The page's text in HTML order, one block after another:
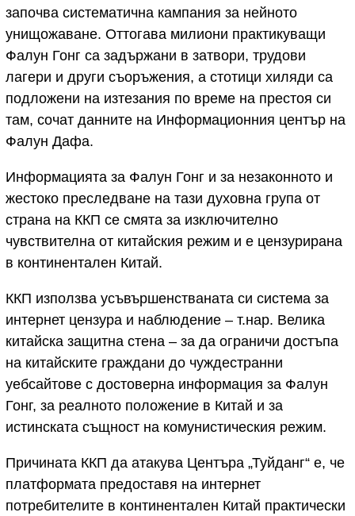
започва систематична кампания за нейното
унищожаване. Оттогава милиони практикуващи
Фалун Гонг са задържани в затвори, трудови
лагери и други съоръжения, а стотици хиляди са
подложени на изтезания по време на престоя си
там, сочат данните на Информационния център на
Фалун Дафа.
Информацията за Фалун Гонг и за незаконното и
жестоко преследване на тази духовна група от
страна на ККП се смята за изключително
чувствителна от китайския режим и е цензурирана
в континентален Китай.
ККП използва усъвършенстваната си система за
интернет цензура и наблюдение – т.нар. Велика
китайска защитна стена – за да ограничи достъпа
на китайските граждани до чуждестранни
уебсайтове с достоверна информация за Фалун
Гонг, за реалното положение в Китай и за
истинската същност на комунистическия режим.
Причината ККП да атакува Центъра „Туйданг“ е, че
платформата предоставя на интернет
потребителите в континентален Китай практически